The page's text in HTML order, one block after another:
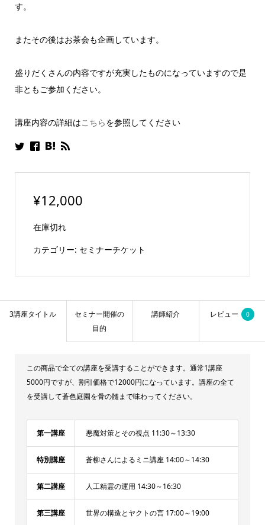
す。
またその後はお茶会も企画しています。
盛りだくさんの内容ですが充実したものになっていますので是
非ともご参加ください。
講座内容の詳細はこちらを参照してください
¥12,000
在庫切れ
カテゴリー: セミナーチケット
3講座タイトル
セミナー開催の
目的
講師紹介 レビュー 0
この商品で全ての講座を受講することができます。通常1講座
5000円ですが、割引価格で12000円になっています。講座の全て
を受講して蒼色庭園を骨の髄まで味わってください。
第一講座 悪魔対策とその視点 11:30～13:30
特別講座 蒼柳さんによるミニ講座 14:00～14:30
第二講座 人工精霊の運用 14:30～16:30
第三講座 世界の構造とヤクトの言 17:00～19:00